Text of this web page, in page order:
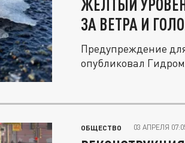
ЖЕЛТЫЙ
ЗА ВЕТРА И
Предупреждение
опубликовал
ОБЩЕСТВО 03 АПРЕЛЯ